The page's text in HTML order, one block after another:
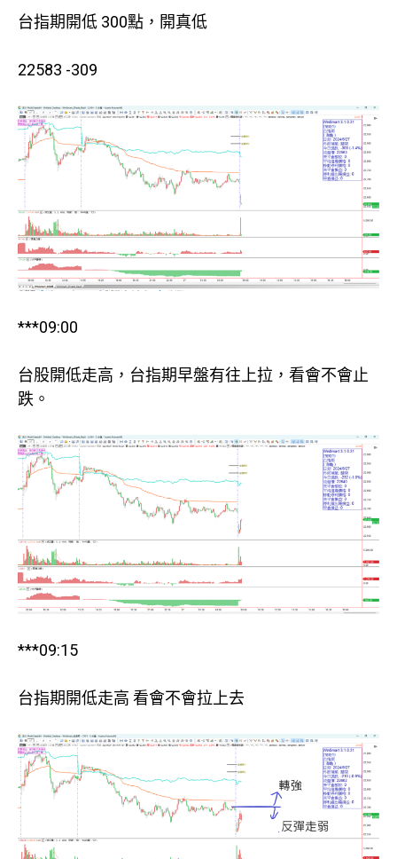
台指期開低 300點，開真低
22583 -309
***09:00
台股開低走高，台指期早盤有往上拉，看會不會止
跌。
***09:15
台指期開低走高 看會不會拉上去